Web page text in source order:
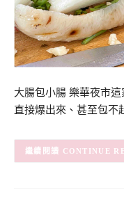
大腸包小腸 樂華夜市
直接爆出來、甚至包
CONTINUE